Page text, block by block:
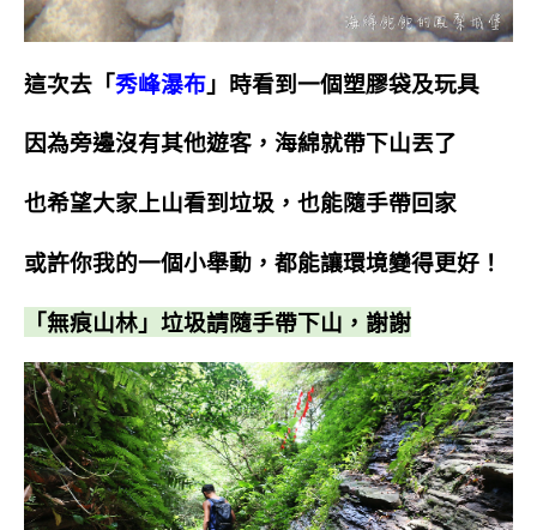
這次去「秀峰瀑布 」時看到一個塑膠袋及玩具
因為旁邊沒有其他遊客，海綿就帶下山丟了
也希望大家上山看到垃圾，也能隨手帶回家
或許你我的一個小舉動，都能讓環境變得更好！
「無痕山林」垃圾請隨手帶下山，謝謝